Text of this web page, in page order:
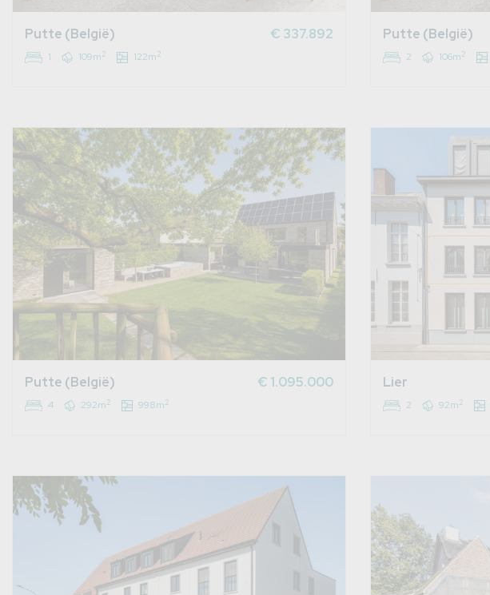
Putte (België) € 337.892
1 109m2 122m2
Putte (België)
2 106m2
Putte (België) € 1.095.000
4 292m2 998m2
Lier
2 92m2